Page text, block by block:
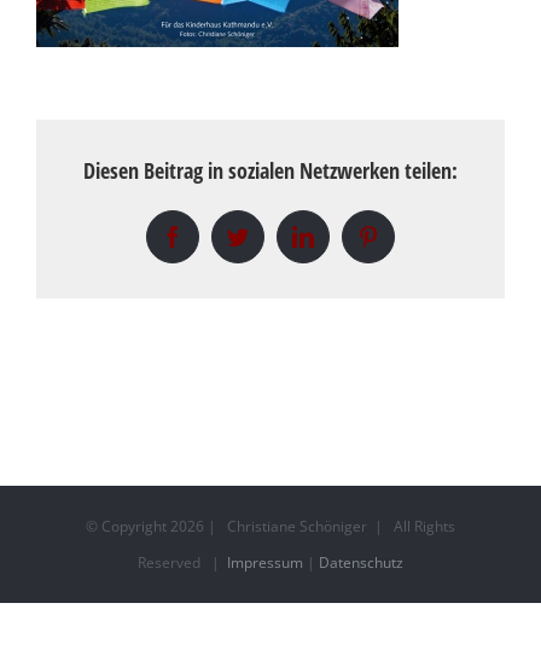
Diesen Beitrag in sozialen Netzwerken teilen:
FacebookTwitterLinkedInPinterest
© Copyright 2026 | Christiane Schöniger | All Rights
Reserved | Impressum | Datenschutz